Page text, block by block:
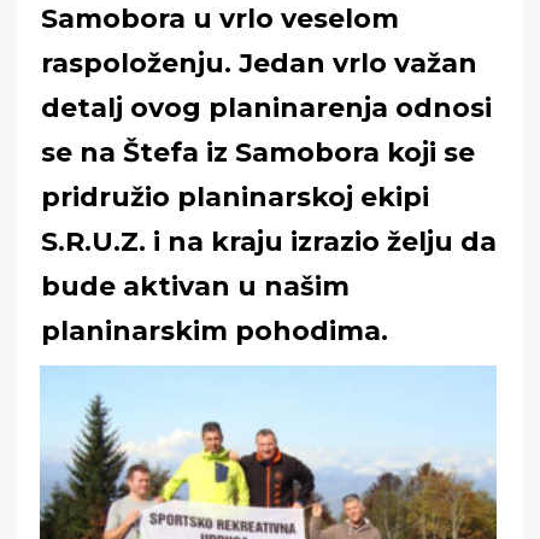
Samobora u vrlo veselom
raspoloženju. Jedan vrlo važan
detalj ovog planinarenja odnosi
se na Štefa iz Samobora koji se
pridružio planinarskoj ekipi
S.R.U.Z. i na kraju izrazio želju da
bude aktivan u našim
planinarskim pohodima.